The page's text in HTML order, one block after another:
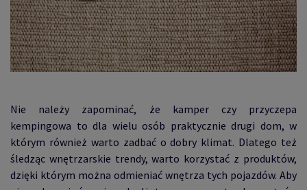
Nie należy zapominać, że kamper czy przyczepa
kempingowa to dla wielu osób praktycznie drugi dom, w
którym również warto zadbać o dobry klimat. Dlatego też
śledząc wnętrzarskie trendy, warto korzystać z produktów,
dzięki którym można odmieniać wnętrza tych pojazdów. Aby